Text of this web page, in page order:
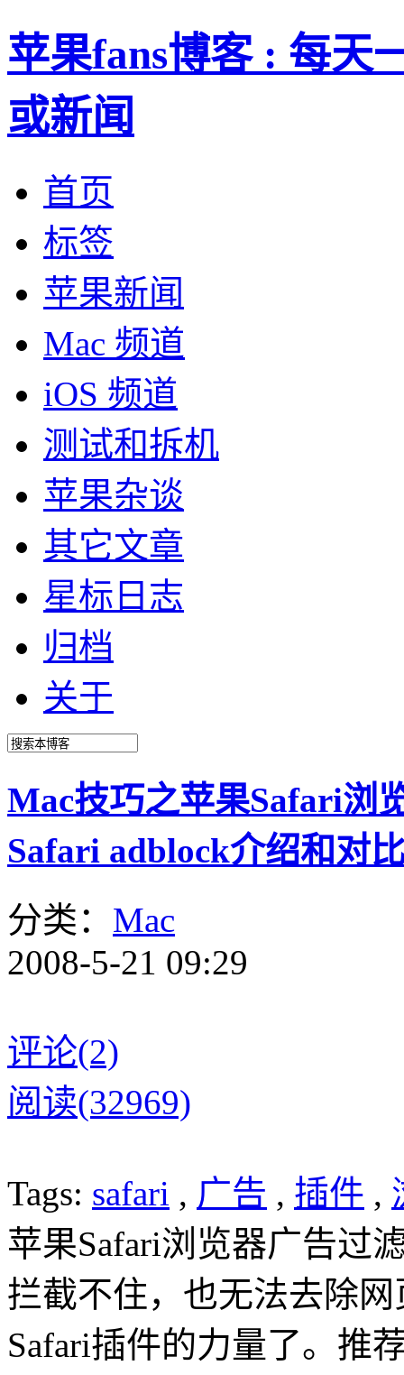
苹果fans博客 : 每天
或新闻
首页
标签
苹果新闻
Mac 频道
iOS 频道
测试和拆机
苹果杂谈
其它文章
星标日志
归档
关于
Mac技巧之苹果Safari浏
Safari adblock介绍和对
分类： Mac
2008-5-21 09:29
评论(2)
阅读(32969)
Tags: safari , 广告 , 插件 ,
苹果Safari浏览器广告过
拦截不住，也无法去除
Safari插件的力量了。推